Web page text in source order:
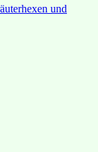
und